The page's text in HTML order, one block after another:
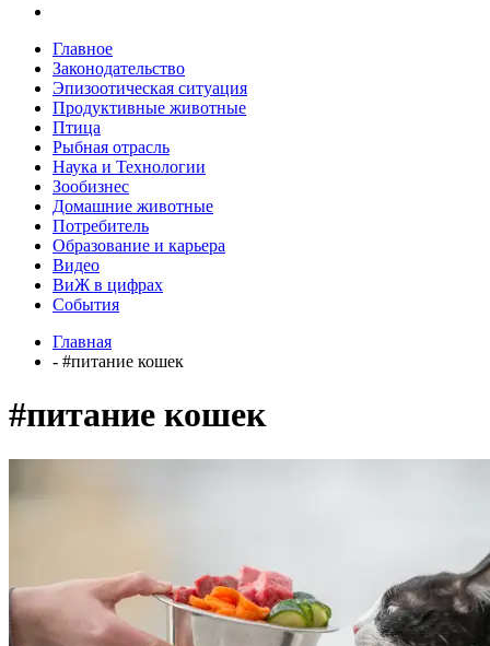
Главное
Законодательство
Эпизоотическая ситуация
Продуктивные животные
Птица
Рыбная отрасль
Наука и Технологии
Зообизнес
Домашние животные
Потребитель
Образование и карьера
Видео
ВиЖ в цифрах
События
Главная
- #питание кошек
#питание кошек